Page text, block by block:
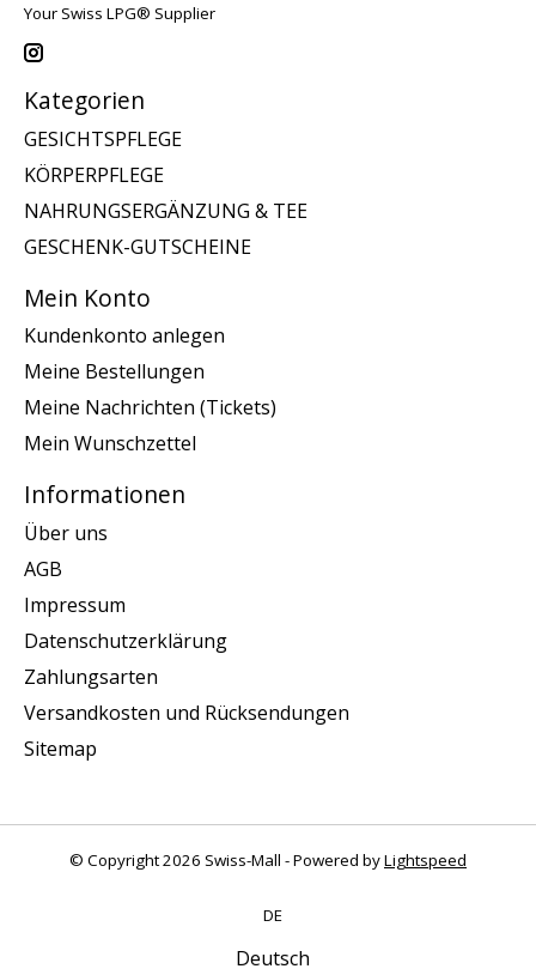
Your Swiss LPG® Supplier
Kategorien
GESICHTSPFLEGE
KÖRPERPFLEGE
NAHRUNGSERGÄNZUNG & TEE
GESCHENK-GUTSCHEINE
Mein Konto
Kundenkonto anlegen
Meine Bestellungen
Meine Nachrichten (Tickets)
Mein Wunschzettel
Informationen
Über uns
AGB
Impressum
Datenschutzerklärung
Zahlungsarten
Versandkosten und Rücksendungen
Sitemap
© Copyright 2026 Swiss-Mall - Powered byLightspeed
DE
Deutsch